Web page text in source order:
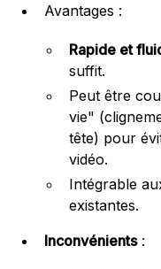
Avantages :
Rapide et
suffit.
Peut être
vie"
tête) pour
vidéo.
Intégrable
existantes.
Inconvénients: